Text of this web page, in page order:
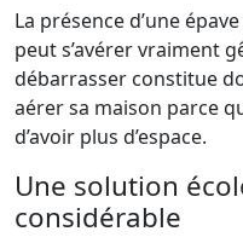
La présence d’une
peut s’avérer vraiment
débarrasser constitue
aérer sa maison parce
d’avoir plus d’espace.
Une solution
considérable